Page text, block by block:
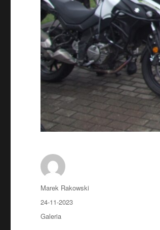
Autor
Marek Rakowski
Data
publikacji
24-11-2023
Kategorie
Galeria